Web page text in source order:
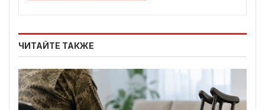
ЧИТАЙТЕ ТАКЖЕ